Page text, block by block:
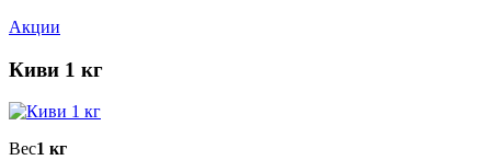
Акции
Киви 1 кг
Вес1 кг